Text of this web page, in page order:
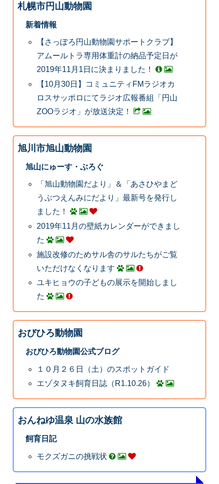
札幌市円山動物園
新着情報
【さっぽろ円山動物園サポートクラブ】
アムールトラ専用体重計の納品予定日が
2019年11月1日に決まりました！
【10月30日】コミュニティFMラジオカ
ロスサッポロにてラジオ広報番組「円山
ZOOラジオ」が放送決定！
旭川市旭山動物園
旭山にゅーす・ぶろぐ
「旭山動物園だより」＆「あさひやまど
うぶつえんみにだより」最新号を発行し
ました！
2019年11月の壁紙カレンダーができまし
た
施設改修のためサル舎のサルたちがご覧
いただけなくなります
ユキヒョウの子どもの展示を開始しまし
た
おびひろ動物園
おびひろ動物園公式ブログ
１０月２６日（土）のスポットガイド
エゾタヌキ飼育日誌（R1.10.26）
おんねゆ温泉 山の水族館
飼育日記
モクズガニの挑戦状